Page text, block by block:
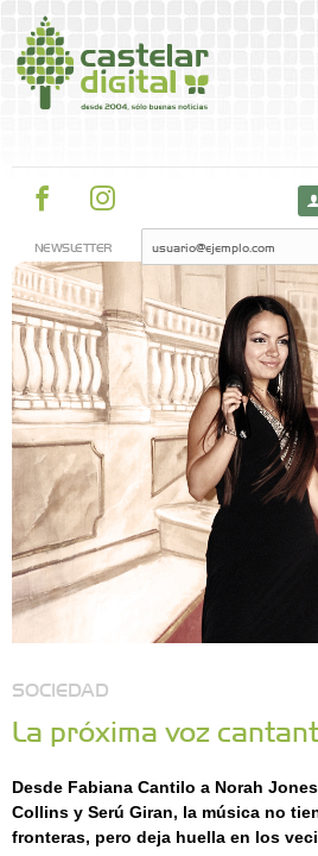
NEWSLETTER
SOCIEDAD
La próxima voz
Desde Fabiana Cantilo a Norah
Collins y Serú Giran, la música no
fronteras, pero deja huella en los